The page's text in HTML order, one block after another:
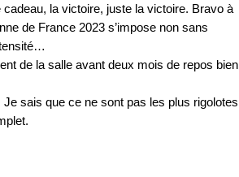
la victoire, juste la victoire. Bravo à
de France 2023 s’impose non sans
de la salle avant deux mois de repos bien
sais que ce ne sont pas les plus rigolotes